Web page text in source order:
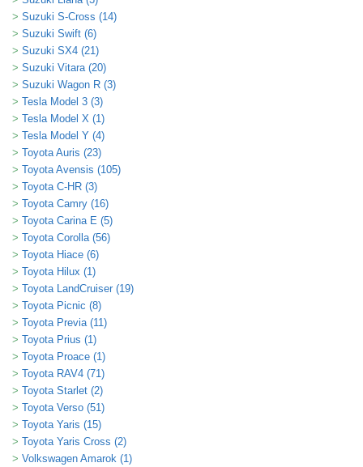
Suzuki S-Cross (14)
Suzuki Swift (6)
Suzuki SX4 (21)
Suzuki Vitara (20)
Suzuki Wagon R (3)
Tesla Model 3 (3)
Tesla Model X (1)
Tesla Model Y (4)
Toyota Auris (23)
Toyota Avensis (105)
Toyota C-HR (3)
Toyota Camry (16)
Toyota Carina E (5)
Toyota Corolla (56)
Toyota Hiace (6)
Toyota Hilux (1)
Toyota LandCruiser (19)
Toyota Picnic (8)
Toyota Previa (11)
Toyota Prius (1)
Toyota Proace (1)
Toyota RAV4 (71)
Toyota Starlet (2)
Toyota Verso (51)
Toyota Yaris (15)
Toyota Yaris Cross (2)
Volkswagen Amarok (1)